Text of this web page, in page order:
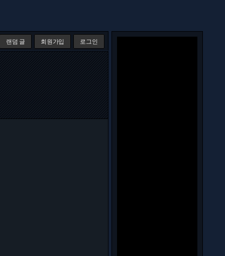
랜덤 글 회원가입 로그인